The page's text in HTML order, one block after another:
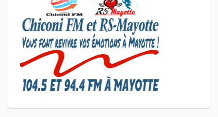
Le président de l'association
Coup de Pouce a partagé sa
vision d'un entrepreneuriat
CULTURE ET SOCIÉTÉ
L'association Marovoanio et
Reska NI Kalamu pour la
Langue KIBOSI